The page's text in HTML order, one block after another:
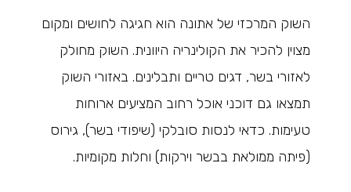
השוק המרכזי של אתונה הוא חגיגה לחושים ומקום
מצוין להכיר את הקולינריה היוונית. השוק מחולק
לאזורי בשר, דגים טריים ותבלינים. באזורי השוק
תמצאו גם דוכני אוכל רחוב המציעים ארוחות
טעימות. כדאי לנסות סובלקי (שיפודי בשר), גירוס
(פיתה ממולאת בבשר וירקות) וחלות מקומיות.